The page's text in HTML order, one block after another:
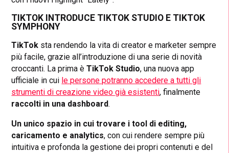
TIKTOK INTRODUCE TIKTOK STUDIO E TIKTOK
SYMPHONY
TikTok sta rendendo la vita di creator e marketer sempre
più facile, grazie all’introduzione di una serie di novità
croccanti. La prima èTikTok Studio, una nuova app
ufficiale in cui le persone potranno accedere a tutti gli
strumenti di creazione video già esistenti, finalmente
raccolti in una dashboard.
Un unico spazio in cui trovare i tool di editing,
caricamento e analytics, con cui rendere sempre più
intuitiva e profonda la gestione dei propri contenuti e del